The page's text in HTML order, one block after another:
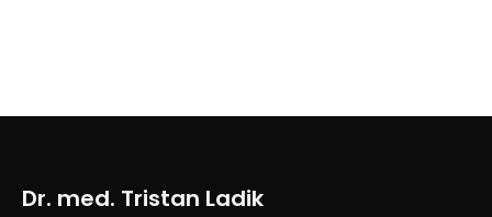
Dr. med. Tristan Ladik